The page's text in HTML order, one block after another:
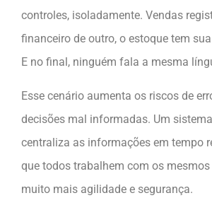
controles, isoladamente. Vendas
financeiro de outro, o estoque tem
E no final, ninguém fala a mesma
Esse cenário aumenta os riscos de
decisões mal informadas. Um
centraliza as informações em tempo
que todos trabalhem com os
muito mais agilidade e segurança.